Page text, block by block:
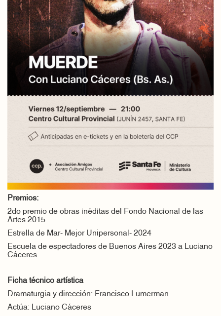
Premios:
2do premio de obras inéditas del Fondo Nacional de las
Artes 2015
Estrella de Mar- Mejor Unipersonal- 2024
Escuela de espectadores de Buenos Aires 2023 a Luciano
Cáceres.
Ficha técnico artística
Dramaturgia y dirección: Francisco Lumerman
Actúa: Luciano Cáceres